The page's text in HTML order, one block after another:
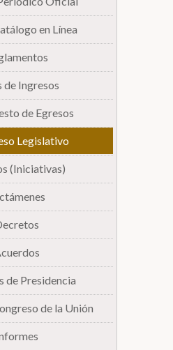
en Línea
de Ingresos
de Egresos
Legislativo
(Iniciativas)
de Presidencia
de la Unión